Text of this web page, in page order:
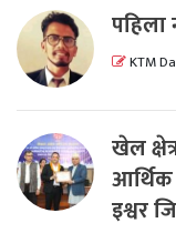
पहिला
KTM
खेल
इश्वर